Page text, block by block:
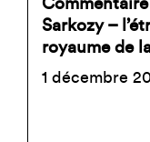
Commentaire
Sarkozy –
royaume de
1 décembre